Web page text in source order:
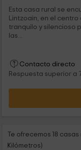
Esta casa rural se
Lintzoain, en el centro
tranquilo y silencioso
las...
Contacto directo
Respuesta superior a
Te ofrecemos 18
Kilómetros)